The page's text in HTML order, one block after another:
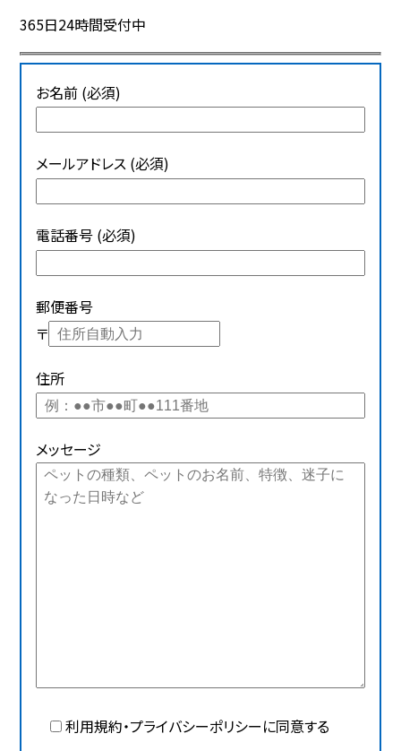
365日24時間受付中
お名前 (必須)
メールアドレス (必須)
電話番号 (必須)
郵便番号
〒
住所
メッセージ
利用規約・プライバシーポリシーに同意する